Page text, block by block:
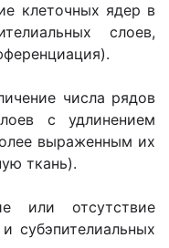
клеточных ядер в
слоев,
числа рядов
с удлинением
выраженным их
ткань).
или отсутствие
субэпителиальных